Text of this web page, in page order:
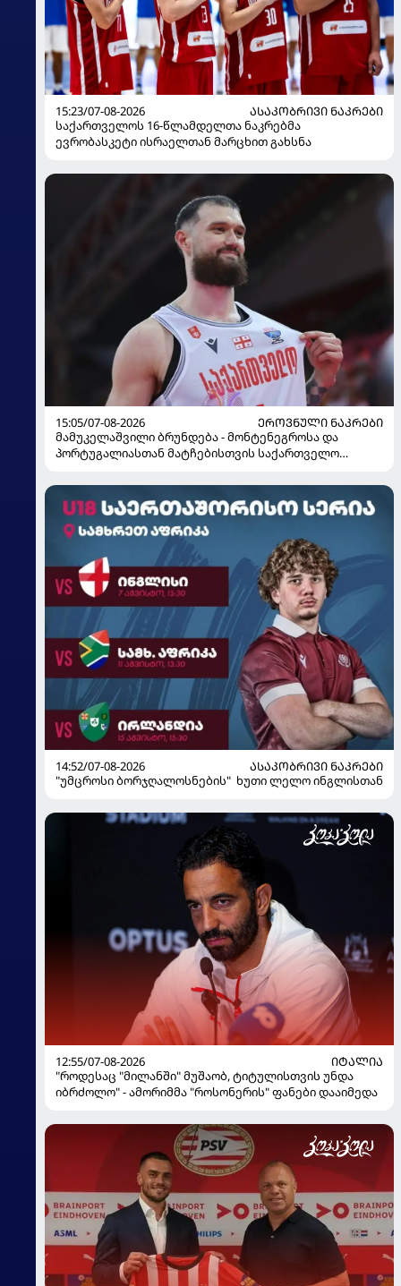
15:23/07-08-2026
ᲐᲡᲐᲙᲝᲑᲠᲘᲕᲘ ᲜᲐᲙᲠᲔᲑᲘ
საქართველოს 16-წლამდელთა ნაკრებმა
ევრობასკეტი ისრაელთან მარცხით გახსნა
15:05/07-08-2026
ᲔᲠᲝᲕᲜᲣᲚᲘ ᲜᲐᲙᲠᲔᲑᲘ
მამუკელაშვილი ბრუნდება - მონტენეგროსა და
პორტუგალიასთან მატჩებისთვის საქართველო
14:52/07-08-2026
ᲐᲡᲐᲙᲝᲑᲠᲘᲕᲘ ᲜᲐᲙᲠᲔᲑᲘ
"უმცროსი ბორჯღალოსნების" ხუთი ლელო ინგლისთან
12:55/07-08-2026
ᲘᲢᲐᲚᲘᲐ
"როდესაც "მილანში" მუშაობ, ტიტულისთვის უნდა
იბრძოლო" - ამორიმმა "როსონერის" ფანები დააიმედა